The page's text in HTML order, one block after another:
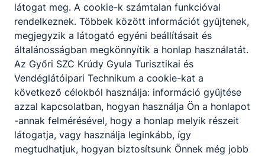
látogat meg. A cookie-k számtalan funkcióval
rendelkeznek. Többek között információt gyűjtenek,
megjegyzik a látogató egyéni beállításait és
általánosságban megkönnyítik a honlap használatát.
Az Győri SZC Krúdy Gyula Turisztikai és
Vendéglátóipari Technikum a cookie-kat a
következő célokból használja: információ gyűjtése
azzal kapcsolatban, hogyan használja Ön a honlapot
-annak felmérésével, hogy a honlap melyik részeit
látogatja, vagy használja leginkább, így
megtudhatjuk, hogyan biztosítsunk Önnek még jobb